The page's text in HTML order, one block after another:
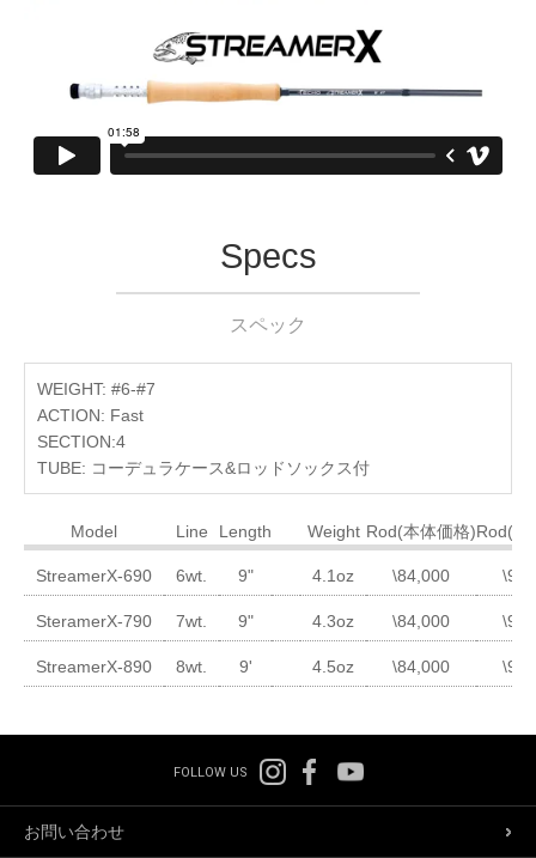
Specs
スペック
WEIGHT: #6-#7
ACTION: Fast
SECTION:4
TUBE: コーデュラケース&ロッドソックス付
Model Line Length Weight Rod(本体価格)Rod(税
StreamerX-690 6wt. 9" 4.1oz \84,000
SteramerX-790 7wt. 9" 4.3oz \84,000
StreamerX-890 8wt. 9' 4.5oz \84,000
FOLLOW US
お問い合わせ